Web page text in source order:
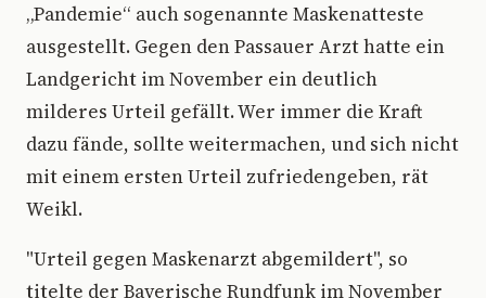
„Pandemie“ auch sogenannte Maskenatteste
ausgestellt. Gegen den Passauer Arzt hatte ein
Landgericht im November ein deutlich
milderes Urteil gefällt. Wer immer die Kraft
dazu fände, sollte weitermachen, und sich nicht
mit einem ersten Urteil zufriedengeben, rät
Weikl.
"Urteil gegen Maskenarzt abgemildert", so
titelte der Bayerische Rundfunk im November